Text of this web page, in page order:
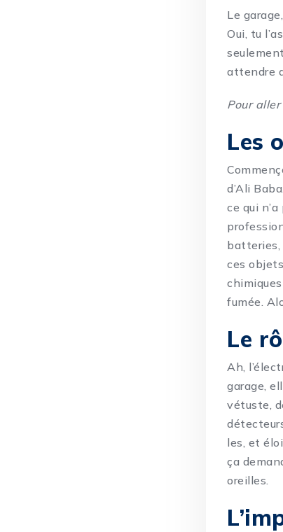
Le
Oui, tu
attendre
Pour
Les
d’Ali
ce qui
batteries,
ces
fumée.
Le
Ah,
garage,
vétuste,
les, et
ça
oreilles.